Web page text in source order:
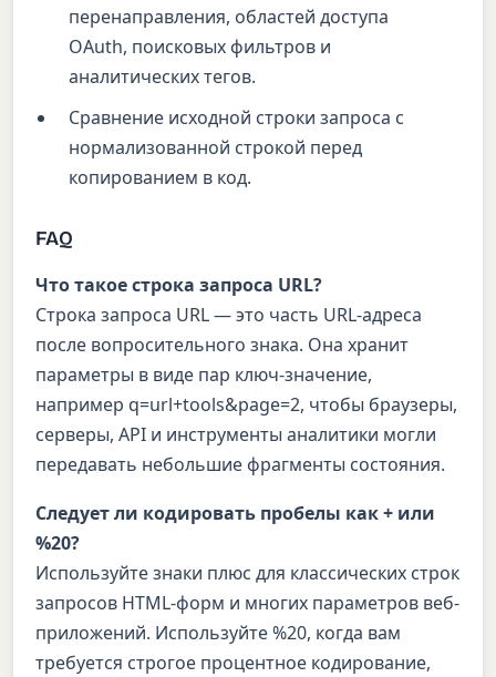
перенаправления, областей доступа
OAuth, поисковых фильтров и
аналитических тегов.
Сравнение исходной строки запроса с
нормализованной строкой перед
копированием в код.
FAQ
Что такое строка запроса URL?
Строка запроса URL — это часть URL-адреса
после вопросительного знака. Она хранит
параметры в виде пар ключ-значение,
например q=url+tools&page=2, чтобы браузеры,
серверы, API и инструменты аналитики могли
передавать небольшие фрагменты состояния.
Следует ли кодировать пробелы как + или
%20?
Используйте знаки плюс для классических строк
запросов HTML-форм и многих параметров веб-
приложений. Используйте %20, когда вам
требуется строгое процентное кодирование,